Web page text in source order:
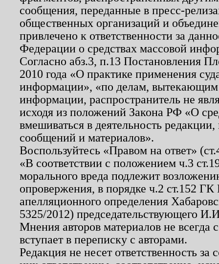
сообщения, переданные в пресс-
общественных организаций и
привлечено к ответственности за
Федерации о средствах массовой
Согласно абз.3, п.13 Постановления
2010 года «О практике применения
информации», «по делам, вытекающим
информации, распространитель не
исходя из положений Закона РФ «О
вмешиваться в деятельность
сообщений и материалов».
Воспользуйтесь «Правом на ответ»
«В соответствии с положением ч.3
морального вреда подлежит
опровержения, в порядке ч.2 ст.152
апелляционного определения
5325/2012) председательствующего
Мнения авторов материалов не
вступает в переписку с авторами.
Редакция не несет ответственность